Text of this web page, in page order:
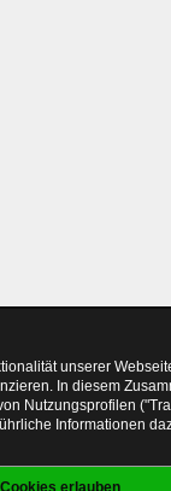
unserer
In diesem
Nutzungsprofilen
Informationen
erlauben